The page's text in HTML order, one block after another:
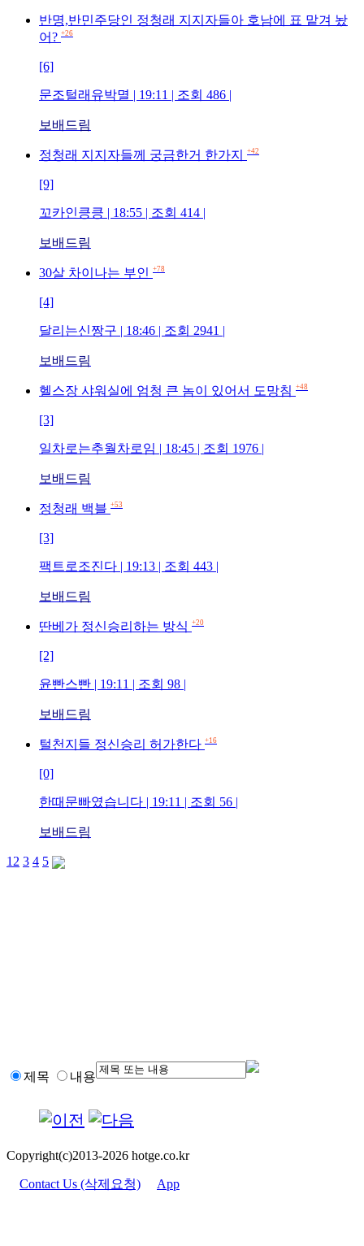
반명,반민주당인 정청래 지지자들아 호남에 표 맡겨 놨
어? +26
[6]
문조털래유박멸 | 19:11 | 조회 486 |
보배드림
정청래 지지자들께 궁금한거 한가지 +42
[9]
꼬카인킁킁 | 18:55 | 조회 414 |
보배드림
30살 차이나는 부인 +78
[4]
달리는신짱구 | 18:46 | 조회 2941 |
보배드림
헬스장 샤워실에 엄청 큰 놈이 있어서 도망침 +48
[3]
일차로는추월차로임 | 18:45 | 조회 1976 |
보배드림
정청래 백블 +53
[3]
팩트로조진다 | 19:13 | 조회 443 |
보배드림
딴베가 정신승리하는 방식 +20
[2]
윤빤스빤 | 19:11 | 조회 98 |
보배드림
털천지들 정신승리 허가한다 +16
[0]
한때문빠였습니다 | 19:11 | 조회 56 |
보배드림
1 2 3 4 5
제목 내용
Copyright(c)2013-2026 hotge.co.kr
Contact Us (삭제요청) App